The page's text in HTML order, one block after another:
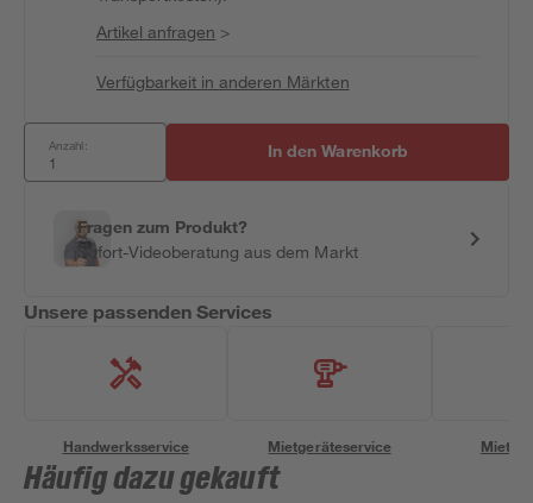
Artikel anfragen >
Verfügbarkeit in anderen Märkten
Anzahl: In den Warenkorb
Fragen zum Produkt?
Sofort-Videoberatung aus dem Markt
Unsere passenden Services
Handwerksservice Mietgeräteservice
Häufig dazu gekauft